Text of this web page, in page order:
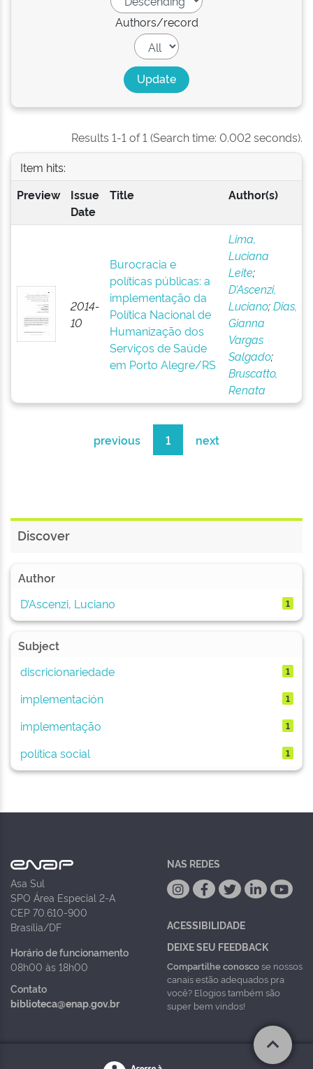
Authors/record
Results 1-1 of 1 (Search time: 0.002 seconds).
Item hits:
Preview
Issue
Date
Title Author(s)
2014-
10
Burocracia e
políticas públicas: a
implementação da
Política Nacional de
Humanização dos
Serviços de Saúde
em Porto Alegre/RS
Lima,
Luciana
Leite;
D’Ascenzi,
Luciano;Dias,
Gianna
Vargas
Salgado;
Bruscatto,
Renata
previous 1 next
Discover
Author
D’Ascenzi, Luciano
1
Subject
discricionariedade
1
implementación 1
implementação 1
política social 1
Asa Sul
SPO Área Especial 2-A
CEP 70.610-900
Brasília/DF
Horário de funcionamento
08h00 às 18h00
Contato
biblioteca@enap.gov.br
NAS REDES
ACESSIBILIDADE
DEIXE SEU FEEDBACK
Compartilhe conoscose nossos
canais estão adequados pra
você? Elogios também são
super bem vindos!